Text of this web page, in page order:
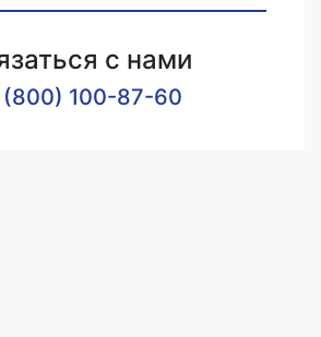
с нами
(800) 100-87-60